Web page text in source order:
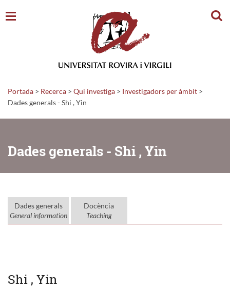
Portada > Recerca > Qui investiga > Investigadors per àmbit >
Dades generals - Shi , Yin
Dades generals - Shi , Yin
Dades generals
General information
Docència
Teaching
Shi , Yin